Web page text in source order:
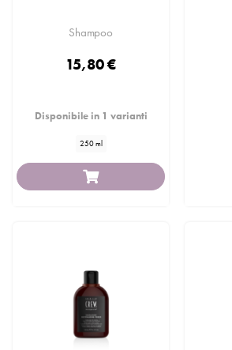
Shampoo
15,80 €
Disponibile in 1 varianti
250 ml